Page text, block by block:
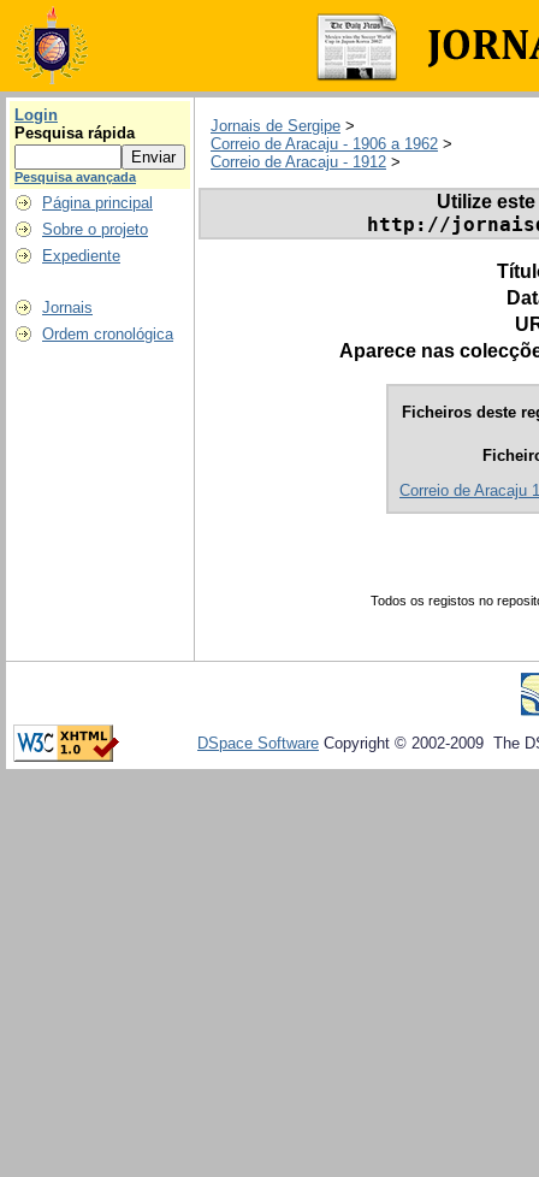
Login
Pesquisa rápida
Pesquisa avançada
Página principal
Sobre o projeto
Expediente
Jornais
Ordem cronológica
Jornais de Sergipe >
Correio de Aracaju - 1906 a 1962 >
Correio de Aracaju - 1912 >
Utilize
http://
Aparece nas
Ficheiros deste
Correio de Aracaju
Todos os registos no
DSpace Software Copyright © 2002-2009 The